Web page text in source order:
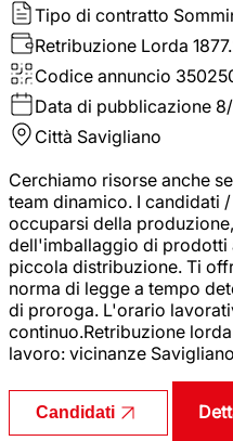
Tipo di contratto
Retribuzione Lorda
Codice annuncio
Data di pubblicazione
Città Savigliano
Cerchiamo risorse anche
team dinamico. I candidati
occuparsi della
dell'imballaggio di prodotti
piccola distribuzione. Ti
norma di legge a tempo
di proroga. L'orario
continuo.Retribuzione
lavoro: vicinanze
Candidati